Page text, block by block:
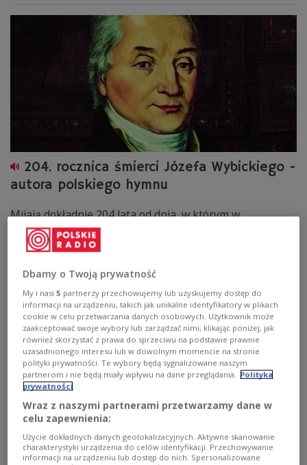
204. rocznica śmierci Józefa Wybickiego -
autora polskiego hymnu
Mijają dokładnie 204 lata od dnia, w którym w
wielkopolskich Manieczkach zmarł jeden z najbardziej
zasłużonych Polaków przełomu XVIII i XIX wieku. Choć
nazwisko Józefa Wybickiego kojarzy wielu, to często
postrzegamy go wyłącznie przez pryzmat „Mazurka
Dąbrowskiego”. Tymczasem jego biografia to gotowy
scenariusz na film sensacyjny i traktat o nowoczesnym
patriotyzmie w jednym.
Zobacz więcej na temat:hymn narodowy
Józef Wybicki
Legiony Polskie historia Polski
Dbamy o Twoją prywatność
My i nasi5 partnerzy przechowujemy lub uzyskujemy dostęp do
informacji na urządzeniu, takich jak unikalne identyfikatory w plikach
cookie w celu przetwarzania danych osobowych. Użytkownik może
zaakceptować swoje wybory lub zarządzać nimi, klikając poniżej, jak
również skorzystać z prawa do sprzeciwu na podstawie prawnie
uzasadnionego interesu lub w dowolnym momencie na stronie
polityki prywatności. Te wybory będą sygnalizowane naszym
partnerom i nie będą miały wpływu na dane przeglądania.
Polityka
prywatności
Wraz z naszymi partnerami przetwarzamy dane w
celu zapewnienia:
Użycie dokładnych danych geolokalizacyjnych. Aktywne skanowanie
charakterystyki urządzenia do celów identyfikacji. Przechowywanie
informacji na urządzeniu lub dostęp do nich. Spersonalizowane